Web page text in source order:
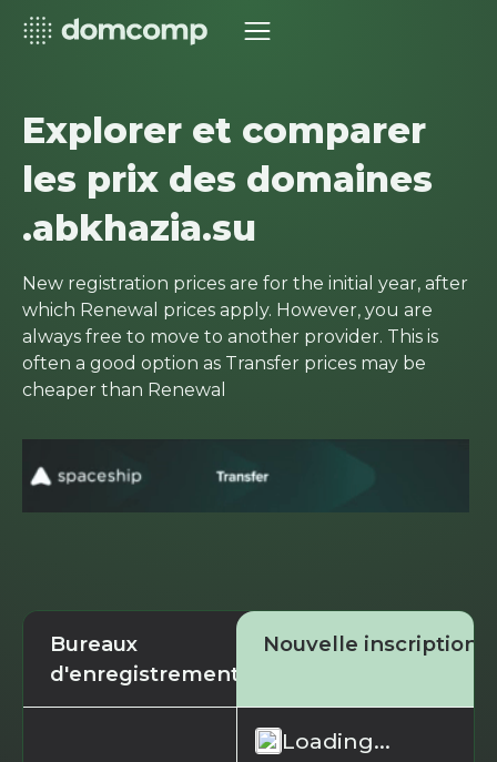
Explorer et comparer
les prix des domaines
.abkhazia.su
New registration prices are for the initial year, after
which Renewal prices apply. However, you are
always free to move to another provider. This is
often a good option as Transfer prices may be
cheaper than Renewal
Bureaux
d'enregistrement
Nouvelle inscription
Loading...